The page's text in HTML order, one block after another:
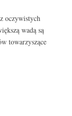
oczywistych
wadą są
towarzyszące